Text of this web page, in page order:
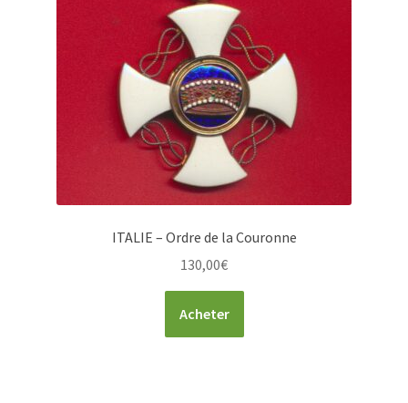
ITALIE – Ordre de la Couronne
130,00€
Acheter